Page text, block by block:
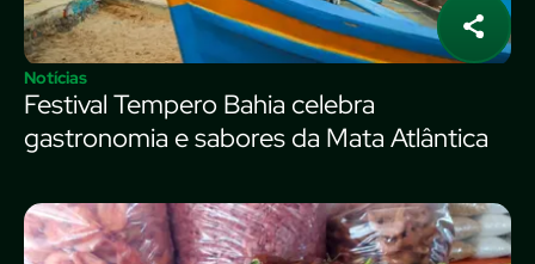
Notícias
Festival Tempero Bahia celebra
gastronomia e sabores da Mata Atlântica